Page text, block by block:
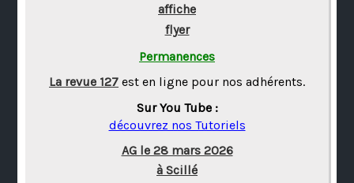
affiche
flyer
Permanences
La revue 127 est en ligne pour nos adhérents.
Sur You Tube :
découvrez nos Tutoriels
AG le 28 mars 2026
à Scillé